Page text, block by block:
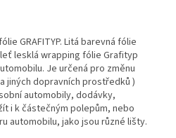
GRAFITYP. Litá barevná fólie
lesklá wrapping fólie Grafityp
Je určená pro změnu
jiných dopravních prostředků )
automobily, dodávky,
i k částečným polepům, nebo
automobilu, jako jsou různé lišty.